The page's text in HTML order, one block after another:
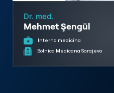
Dr. med.
Mehmet Şengül
Interna medicina
Bolnica Medicana Sarajevo